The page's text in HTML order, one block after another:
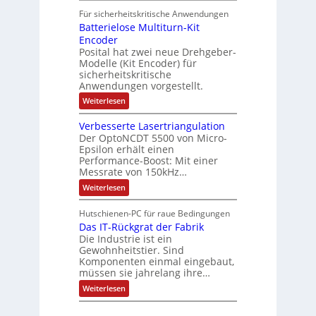
i
o
g
e
w
ä
h
t
ä
f
t
e
l
e
r
ä
l
t
S
c
h
u
t
z
l
a
c
k
b
e
s
c
i
c
h
t
u
n
g
f
n
s
l
o
s
e
F
a
n
g
s
c
h
a
l
u
n
g
Für sicherheitskritische Anwendungen
Batterielose Multiturn-Kit
Encoder
Posital hat zwei neue Drehgeber-
Modelle (Kit Encoder) für
sicherheitskritische
Anwendungen vorgestellt.
Weiterlesen:
B
t
t
e
r
i
e
l
o
e
M
u
l
t
i
t
u
r
Verbesserte Lasertriangulation
Der OptoNCDT 5500 von Micro-
Epsilon erhält einen
Performance-Boost: Mit einer
Messrate von 150kHz…
Weiterlesen:
V
r
b
e
s
s
e
r
t
e
L
Hutschienen-PC für raue Bedingungen
Das IT-Rückgrat der Fabrik
Die Industrie ist ein
Gewohnheitstier. Sind
Komponenten einmal eingebaut,
müssen sie jahrelang ihre…
Weiterlesen:
D